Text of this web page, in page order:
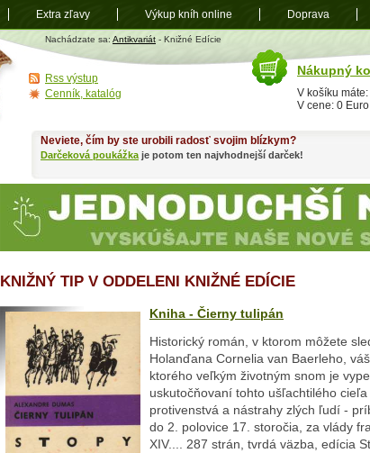
Antikvariát
shop.sk
Nachádzate sa: Antikvariát - Knižné Edície
KNIŽNÝ TIP V ODDELENI KNIŽNÉ EDÍCIE
Kniha - Čierny tulipán
Historický román, v ktorom môžete
Holanďana Cornelia van Baerleho,
ktorého veľkým životným snom je
uskutočňovaní tohto ušľachtilého
protivenstvá a nástrahy zlých ľudí -
do 2. polovice 17. storočia, za vlády
XIV.... 287 strán, tvrdá väzba, edícia
Neviete, čím by ste urobili radosť svojim blízkym?
Darčeková poukážka je potom ten najvhodnejší darček!
Nákupný
V košíku
V cene: 0 Euro
Rss výstup
Cenník, katalóg
Extra zľavy Výkup kníh online Doprava